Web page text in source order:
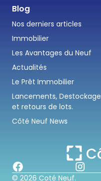
Blog
Nos derniers articles
Immobilier
Les Avantages du Neuf
Actualités
Le Prêt Immobilier
Lancements, Destockage
et retours de lots.
Côté Neuf News
© 2026 Coté Neuf.